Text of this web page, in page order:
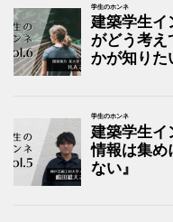
学生のホンネ
建築学生
がどう考
かが知りた
学生のホンネ
建築学生
情報は集
ない』